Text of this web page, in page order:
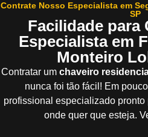
Contrate Nosso Especialista em
SP
Facilidade para
Especialista em
Monteiro
Contratar um chaveiro
nunca foi tão fácil! Em
profissional especializado
onde quer que esteja.